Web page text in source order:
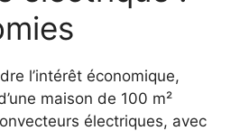
l’intérêt économique,
maison de 100 m²
électriques, avec